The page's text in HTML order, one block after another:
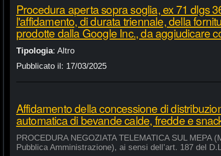
Procedura aperta sopra soglia, ex 71 dlgs
l'affidamento, di durata triennale, della
prodotte dalla Google Inc., da aggiudicare
Tipologia: Altro
Pubblicato il: 17/03/2025
Affidamento della concessione di
automatica di bevande calde, fredde e
PROCEDURA NEGOZIATA TELEMATICA SUL MEPA
Pubblica Amministrazione), ai sensi dell’art. 187 del